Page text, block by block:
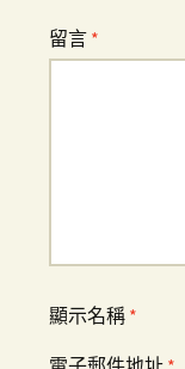
留言 *
顯示名稱 *